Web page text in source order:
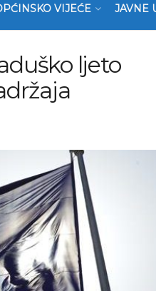
VIJEĆE JAVNE
ljeto